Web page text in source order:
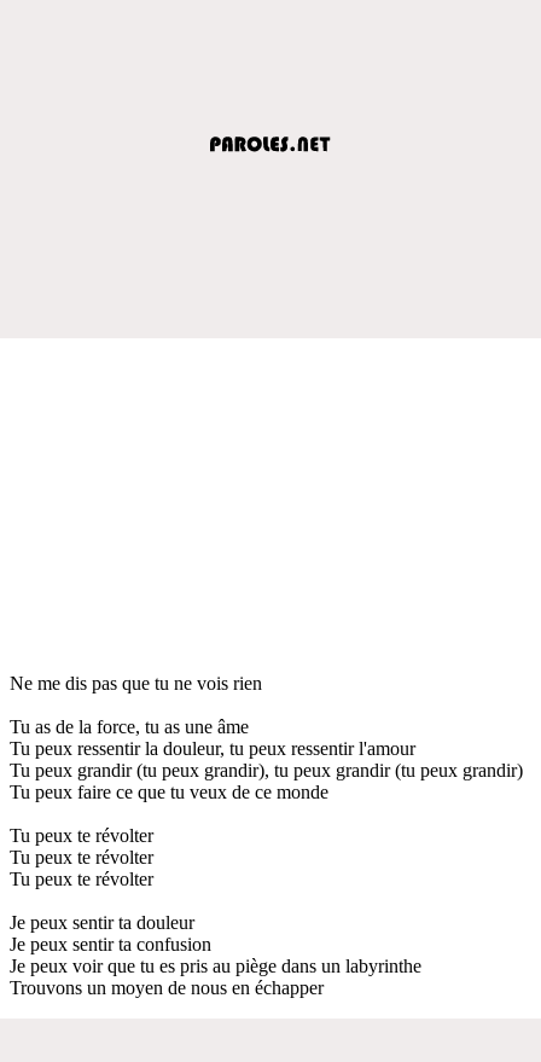
Ne me dis pas que tu ne vois rien
Tu as de la force, tu as une âme
Tu peux ressentir la douleur, tu peux ressentir l'amour
Tu peux grandir (tu peux grandir), tu peux grandir (tu peux grandir)
Tu peux faire ce que tu veux de ce monde
Tu peux te révolter
Tu peux te révolter
Tu peux te révolter
Je peux sentir ta douleur
Je peux sentir ta confusion
Je peux voir que tu es pris au piège dans un labyrinthe
Trouvons un moyen de nous en échapper